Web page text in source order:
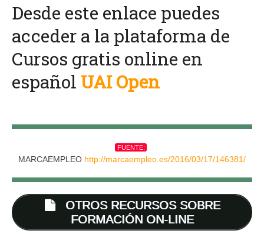
Desde este enlace puedes
acceder a la plataforma de
Cursos gratis online en
español UAI Open
FUENTE:
MARCAEMPLEO http://marcaempleo.es/2016/03/17/146381/
OTROS RECURSOS SOBRE
FORMACIÓN ON-LINE